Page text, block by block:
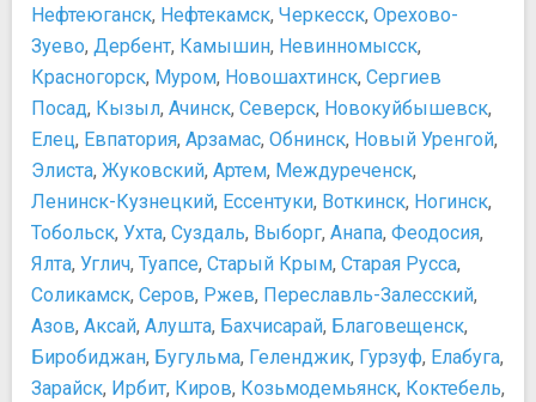
Петровская акватория, исторический театр-макет
Санкт-Петербургский государственный музей
театрального и музыкального искусства
Центральный военно-морской музей
Центральный музей связи имени А. С. Попова
Эрарта
Ночная жизнь, рестораны, кабаре
Библиотека
Будда-Бар
Гадкий Койот
Гости ресторан
Джаз-клуб JFC
Кафе Зингеръ
Клуб А2
Обмен валюты
Остерегайтесь мошенников
Осторожно! Оживленно автомобильное движение!
Следите за ценными вещами
Схемы
План Александровского парка г. Пушкин
План парка г. Павловск
План парка г. Петродворец
План ЦПКиО им. Кирова
Схема аэропорта Пулково
Схема Екатерининского парка г. Пушкин
Схема Ленинградского зоопарка
Схема Летнего сада
Схема Московского вокзала
Нефтеюганск, Нефтекамск, Черкесск, Орехово-
Зуево, Дербент, Камышин, Невинномысск,
Красногорск, Муром, Новошахтинск, Сергиев
Посад, Кызыл, Ачинск, Северск, Новокуйбышевск,
Елец, Евпатория, Арзамас, Обнинск, Новый Уренгой,
Элиста, Жуковский, Артем, Междуреченск,
Ленинск-Кузнецкий, Ессентуки, Воткинск, Ногинск,
Тобольск, Ухта, Суздаль, Выборг, Анапа, Феодосия,
Ялта, Углич, Туапсе, Старый Крым, Старая Русса,
Соликамск, Серов, Ржев, Переславль-Залесский,
Азов, Аксай, Алушта, Бахчисарай, Благовещенск,
Биробиджан, Бугульма, Геленджик, Гурзуф, Елабуга,
Зарайск, Ирбит, Киров, Козьмодемьянск, Коктебель,